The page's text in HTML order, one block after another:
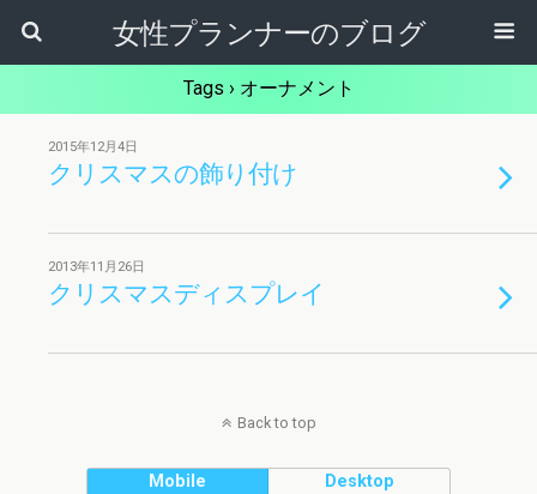
女性プランナーのブログ
Tags › オーナメント
2015年12月4日
クリスマスの飾り付け
2013年11月26日
クリスマスディスプレイ
Back to top
Mobile Desktop